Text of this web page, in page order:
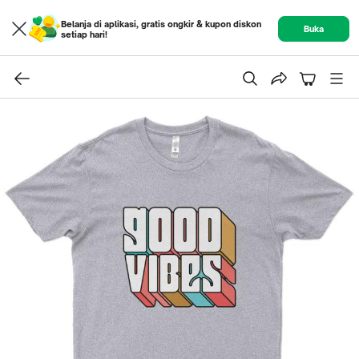
Belanja di aplikasi, gratis ongkir & kupon diskon
setiap hari!
Buka